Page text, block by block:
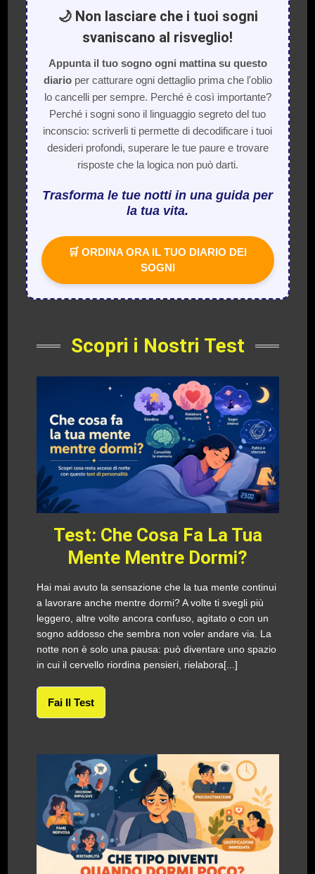
🌙 Non lasciare che i tuoi sogni
svaniscano al risveglio!
Appunta il tuo sogno ogni mattina su questo
diarioper catturare ogni dettaglio prima che l'oblio
lo cancelli per sempre. Perché è così importante?
Perché i sogni sono il linguaggio segreto del tuo
inconscio: scriverli ti permette di decodificare i tuoi
desideri profondi, superare le tue paure e trovare
risposte che la logica non può darti.
Trasforma le tue notti in una guida per
la tua vita.
🛒 ORDINA ORA IL TUO DIARIO DEI
SOGNI
Scopri i Nostri Test
Test: Che Cosa Fa La Tua
Mente Mentre Dormi?
Hai mai avuto la sensazione che la tua mente continui
a lavorare anche mentre dormi? A volte ti svegli più
leggero, altre volte ancora confuso, agitato o con un
sogno addosso che sembra non voler andare via. La
notte non è solo una pausa: può diventare uno spazio
in cui il cervello riordina pensieri, rielabora[...]
Fai Il Test